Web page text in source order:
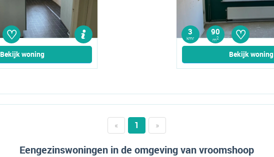
♡
Bekijk woning
3
kmr
90
m2 ♡
Bekijk woning
« 1 »
Eengezinswoningen in de omgeving van vroomshoop